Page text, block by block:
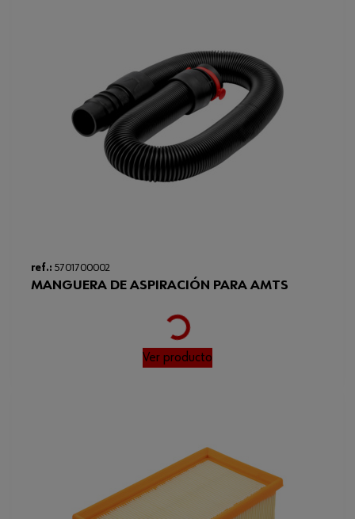
ref.: 5701700002
MANGUERA DE ASPIRACIÓN PARA AMTS
Loading...
Ver producto